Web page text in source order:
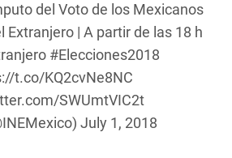
del Voto de los Mexicanos
Extranjero | A partir de las 18 h
#Elecciones2018
t.co/KQ2cvNe8NC
SWUmtVIC2t
July 1, 2018